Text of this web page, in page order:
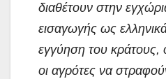
διαθέτουν στην
εισαγωγής ως
εγγύηση του κράτους,
οι αγρότες να